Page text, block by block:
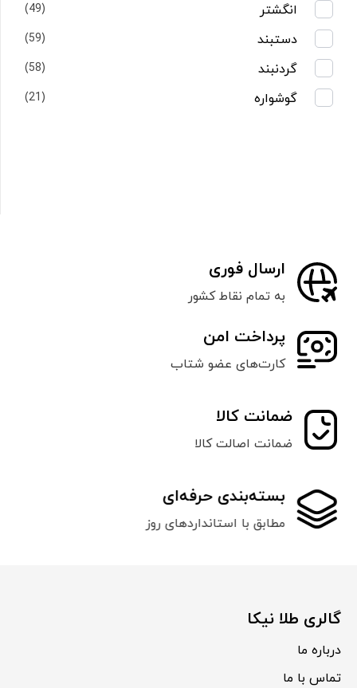
انگشتر (49)
دستبند (59)
گردنبند (58)
گوشواره (21)
ارسال فوری
به تمام نقاط کشور
پرداخت امن
کارت‌های عضو شتاب
ضمانت کالا
ضمانت اصالت کالا
بسته‌بندی حرفه‌ای
مطابق با استانداردهای روز
گالری طلا نیکا
درباره ما
تماس با ما